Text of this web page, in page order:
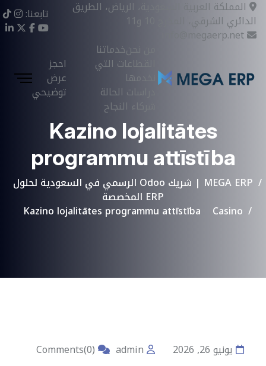
المملكة العربية السعودية، الرياض، الطريق
الدائري الشرقي، المخرج 10 و11
info@megaerp.net
تابعنا:
من نحنخدماتنا
القطاعات التي
نخدمها
دراسات الحالة
شركاء النجاح
احجز
عرض
توضيحي
Kazino lojalitātes
programmu attīstība
MEGA ERP | شريك Odoo الرسمي في السعودية لحلول
ERP المخصصة
Casino
Kazino lojalitātes programmu attīstība
يونيو 26, 2026 admin
Comments(0)